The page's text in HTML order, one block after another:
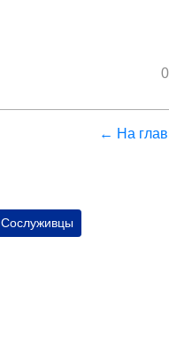
0
← На
Сослуживцы